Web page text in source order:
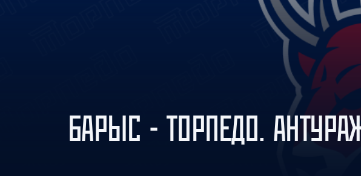
Амур
Барыс
Салават
Сибирь
БАРЫС - ТОРПЕДО.